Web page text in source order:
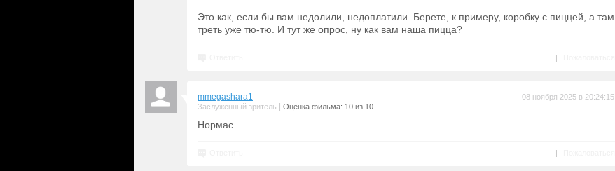
Это как, если бы вам недолили, недоплатили. Берете, к примеру, коробку с пиццей, а там
треть уже тю-тю. И тут же опрос, ну как вам наша пицца?
|
mmegashara1
Заслуженный зритель Оценка фильма: 10 из 10
08 ноября 2025 в 20:24:15
Нормас
|